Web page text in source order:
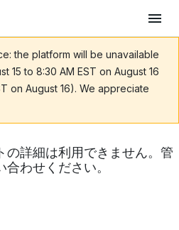
the platform will be unavailable
15 to 8:30 AM EST on August 16
on August 16). We appreciate
の詳細は利用できません。管
わせください。